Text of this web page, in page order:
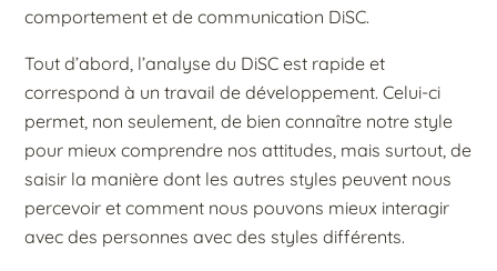
comportement et de communication DiSC.
Tout d’abord, l’analyse du DiSC est rapide et
correspond à un travail de développement. Celui-ci
permet, non seulement, de bien connaître notre style
pour mieux comprendre nos attitudes, mais surtout, de
saisir la manière dont les autres styles peuvent nous
percevoir et comment nous pouvons mieux interagir
avec des personnes avec des styles différents.